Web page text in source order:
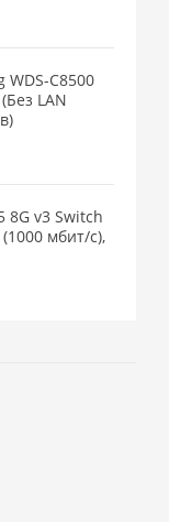
WDS-C8500
LAN
8G v3 Switch
(1000 мбит/с),